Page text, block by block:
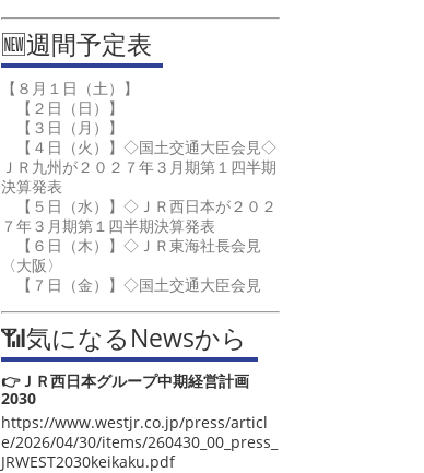
🆕週間予定表
【８月１日（土）】
【２日（日）】
【３日（月）】
【４日（火）】◇国土交通大臣会見◇
ＪＲ九州が２０２７年３月期第１四半期
決算発表
【５日（水）】◇ＪＲ西日本が２０２
７年３月期第１四半期決算発表
【６日（木）】◇ＪＲ東海社長会見
〈大阪〉
【７日（金）】◇国土交通大臣会見
📶気になるNewsから
👉ＪＲ西日本グループ中期経営計画
2030
https://www.westjr.co.jp/press/articl
e/2026/04/30/items/260430_00_press_
JRWEST2030keikaku.pdf